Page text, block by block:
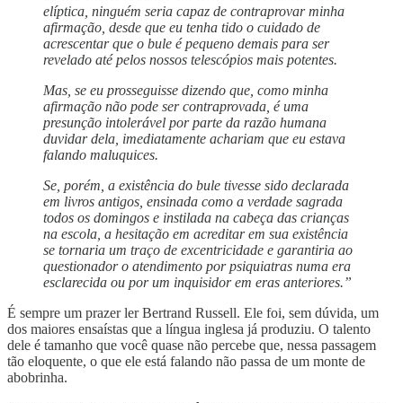
elíptica, ninguém seria capaz de contraprovar minha
afirmação, desde que eu tenha tido o cuidado de
acrescentar que o bule é pequeno demais para ser
revelado até pelos nossos telescópios mais potentes.
Mas, se eu prosseguisse dizendo que, como minha
afirmação não pode ser contraprovada, é uma
presunção intolerável por parte da razão humana
duvidar dela, imediatamente achariam que eu estava
falando maluquices.
Se, porém, a existência do bule tivesse sido declarada
em livros antigos, ensinada como a verdade sagrada
todos os domingos e instilada na cabeça das crianças
na escola, a hesitação em acreditar em sua existência
se tornaria um traço de excentricidade e garantiria ao
questionador o atendimento por psiquiatras numa era
esclarecida ou por um inquisidor em eras anteriores.”
É sempre um prazer ler Bertrand Russell. Ele foi, sem dúvida, um
dos maiores ensaístas que a língua inglesa já produziu. O talento
dele é tamanho que você quase não percebe que, nessa passagem
tão eloquente, o que ele está falando não passa de um monte de
abobrinha.